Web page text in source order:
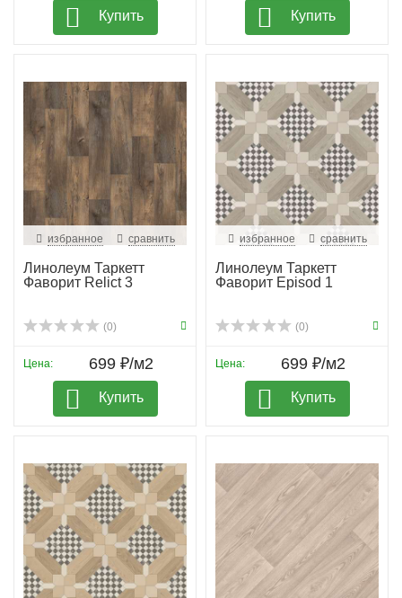
Купить Купить
избранное сравнить
Линолеум Таркетт
Фаворит Relict 3
(0)
Цена: 699 ₽/м2
Купить
избранное сравнить
Линолеум Таркетт
Фаворит Episod 1
(0)
Цена: 699 ₽/м2
Купить